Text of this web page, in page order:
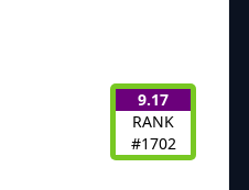
9.17
RANK
#1702